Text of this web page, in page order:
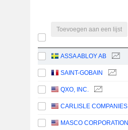
Toevoegen aan een lijst
ASSA ABLOY AB
SAINT-GOBAIN
QXO, INC.
MASCO CORPORATION